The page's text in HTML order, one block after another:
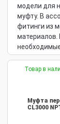
модели для
муфту. В
фитинги из
материалов.
Товар в
Муфта
CL3000